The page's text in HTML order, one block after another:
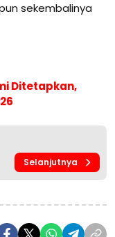
sekembalinya
Ditetapkan,
Selanjutnya